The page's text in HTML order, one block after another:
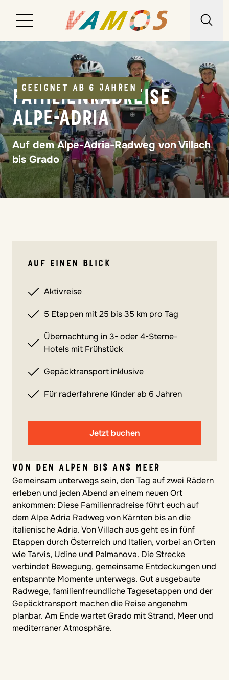
Reiseart
Über uns
Wunschliste
Kontakt
GEEIGNET AB 6 JAHREN
FAMILIENRADREISE
ALPE-ADRIA
Auf dem Alpe-Adria-Radweg von Villach
bis Grado
AUF EINEN BLICK
Aktivreise
5 Etappen mit 25 bis 35 km pro Tag
Übernachtung in 3- oder 4-Sterne-
Hotels mit Frühstück
Gepäcktransport inklusive
Für raderfahrene Kinder ab 6 Jahren
Jetzt buchen
VON DEN ALPEN BIS ANS MEER
Gemeinsam unterwegs sein, den Tag auf zwei Rädern
erleben und jeden Abend an einem neuen Ort
ankommen: Diese Familienradreise führt euch auf
dem Alpe Adria Radweg von Kärnten bis an die
italienische Adria. Von Villach aus geht es in fünf
Etappen durch Österreich und Italien, vorbei an Orten
wie Tarvis, Udine und Palmanova. Die Strecke
verbindet Bewegung, gemeinsame Entdeckungen und
entspannte Momente unterwegs. Gut ausgebaute
Radwege, familienfreundliche Tagesetappen und der
Gepäcktransport machen die Reise angenehm
planbar. Am Ende wartet Grado mit Strand, Meer und
mediterraner Atmosphäre.